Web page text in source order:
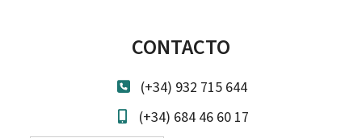
CONTACTO
(+34) 932 715 644
(+34) 684 46 60 17